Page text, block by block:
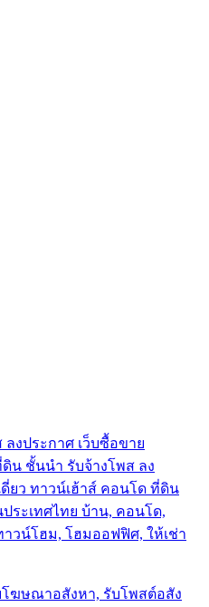
งประกาศ เว็บซื้อขาย
ดิน ชั้นนำ รับจ้างโพส ลง
ยว ทาวน์เฮ้าส์ คอนโด ที่ดิน
ระเทศไทย บ้าน, คอนโด,
วน์โฮม, โฮมออฟฟิศ, ให้เช่า
ฆษณาอสังหา, รับโพสต์อสัง